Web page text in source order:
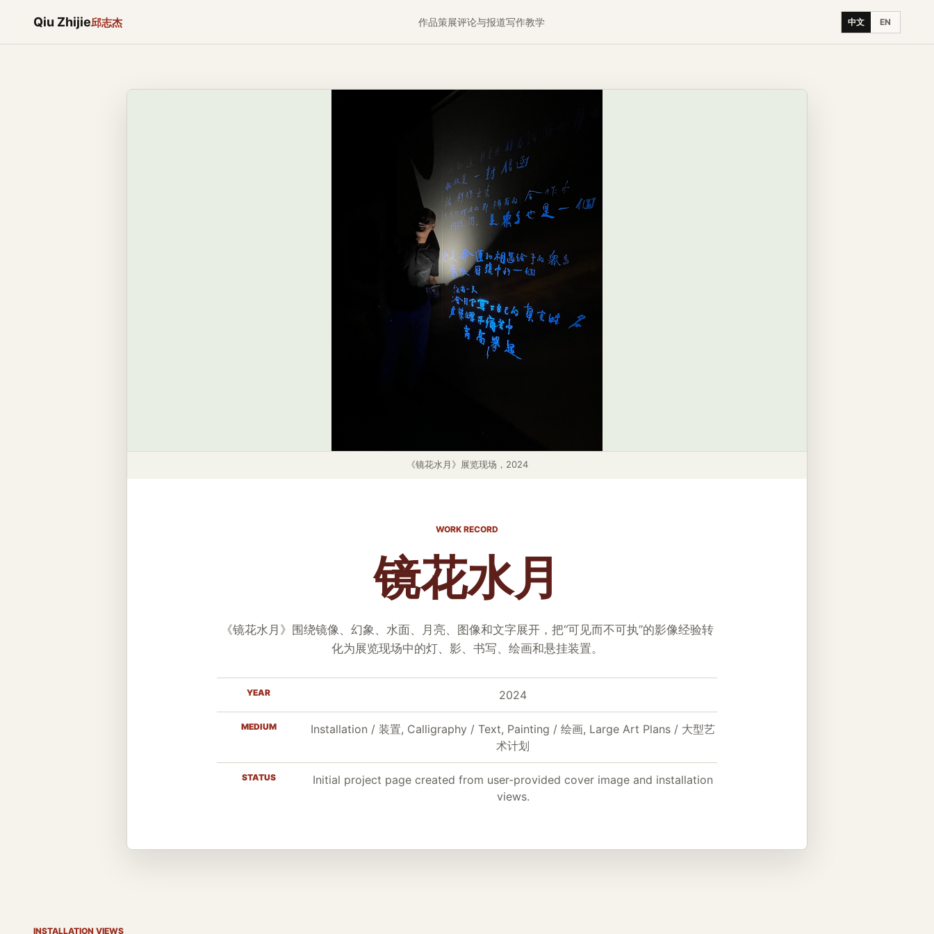
Qiu Zhijie邱志杰 作品策展评论与报道写作教学 中文 EN
《镜花水月》展览现场，2024
WORK RECORD
镜花水月
《镜花水月》围绕镜像、幻象、水面、月亮、图像和文字展开，把“可见而不可执”的影像经验转
化为展览现场中的灯、影、书写、绘画和悬挂装置。
YEAR 2024
MEDIUM
Installation / 装置, Calligraphy / Text, Painting / 绘画, Large Art Plans / 大型艺
术计划
STATUS
Initial project page created from user-provided cover image and installation
views.
INSTALLATION VIEWS